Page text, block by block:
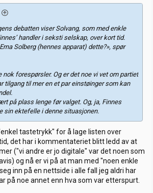
debatten viser Solvang, som med enkle
handler i seksti selskap, over kort tid.
Solberg (hennes apparat) dette?», spør
nok forespørsler. Og er det noe vi vet om partiet
tilgang til mer en et par einstøinger som kan
på plass lenge før valget. Og, ja, Finnes
sin ektefelle i denne situasjonen.
tastetrykk" for å lage listen over
det har i kommentateriet blitt ledd av at
("vi andre er jo digitale" var det noen som
og nå er vi på at man med "noen enkle
inn på en nettside i alle fall jeg aldri har
på noe annet enn hva som var etterspurt.